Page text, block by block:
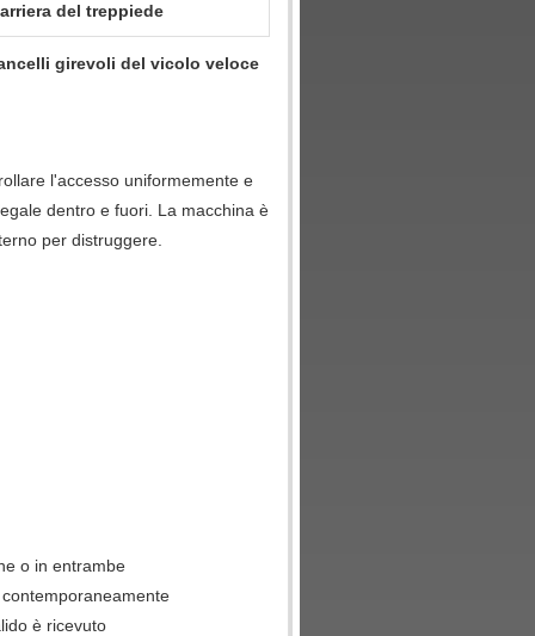
del treppiede
girevoli del vicolo veloce
l'accesso uniformemente e
dentro e fuori. La macchina è
per distruggere.
o in entrambe
è ricevuto